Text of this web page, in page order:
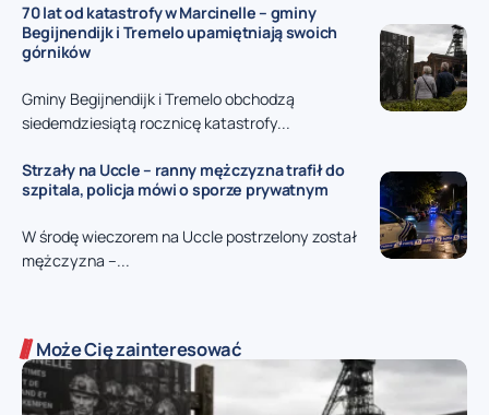
70 lat od katastrofy w Marcinelle – gminy
Begijnendijk i Tremelo upamiętniają swoich
górników
Gminy Begijnendijk i Tremelo obchodzą
siedemdziesiątą rocznicę katastrofy...
Strzały na Uccle – ranny mężczyzna trafił do
szpitala, policja mówi o sporze prywatnym
W środę wieczorem na Uccle postrzelony został
mężczyzna –...
Może Cię zainteresować